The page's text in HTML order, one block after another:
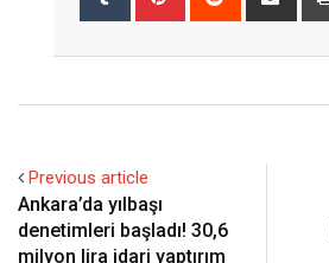
Previous article
Ankara’da yılbaşı
denetimleri başladı! 30,6
milyon lira idari yaptırım